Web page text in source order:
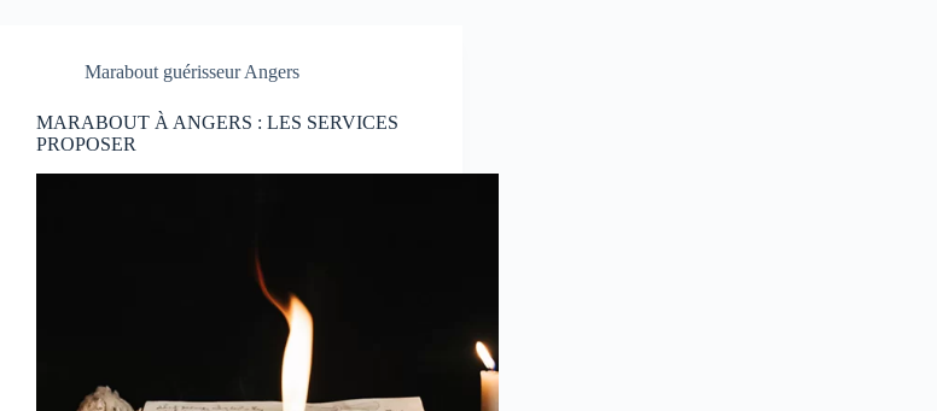
Marabout guérisseur Angers
MARABOUT À ANGERS : LES SERVICES
PROPOSER